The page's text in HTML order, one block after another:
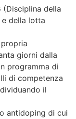
(Disciplina della
della lotta
giorni dalla
programma di
di competenza
il
antidoping di cui